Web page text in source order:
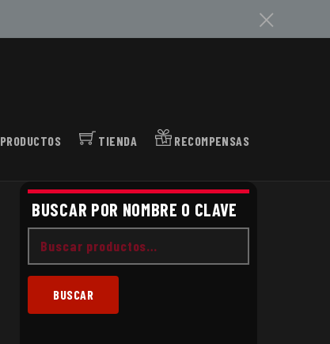
c
PRODUCTOS TIENDA RECOMPENSAS
BUSCAR POR NOMBRE O CLAVE
Buscar
por:
BUSCAR